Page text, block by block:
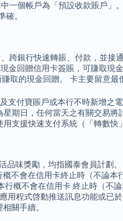
一個帳戶為「預設收款賬戶」
確。
銀行快速轉賬、付款，並接
回贈信用卡簽賬，可賺取現
取的現金回贈。 卡主要留意最
支付寶賬戶或本行不時新增之
期日，任何當天之有關交易
支援快速支付系統（「轉數快
味獎勵，均指國泰會員計劃。
不會在信用卡終止時（不論
概不會在信用卡 終止時（不
用程式啓動推送訊息功能或已
關手續。